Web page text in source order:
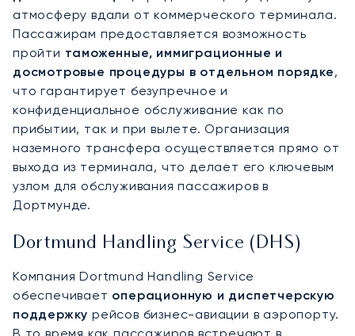
атмосферу вдали от коммерческого терминала.
Пассажирам предоставляется возможность
пройти таможенные, иммиграционные и
досмотровые процедуры в отдельном порядке,
что гарантирует безупречное и
конфиденциальное обслуживание как по
прибытии, так и при вылете. Организация
наземного трансфера осуществляется прямо от
выхода из терминала, что делает его ключевым
узлом для обслуживания пассажиров в
Дортмунде.
Dortmund Handling Service (DHS)
Компания Dortmund Handling Service
обеспечивает операционную и диспетчерскую
поддержку рейсов бизнес-авиации в аэропорту.
В то время как пассажиров встречают в